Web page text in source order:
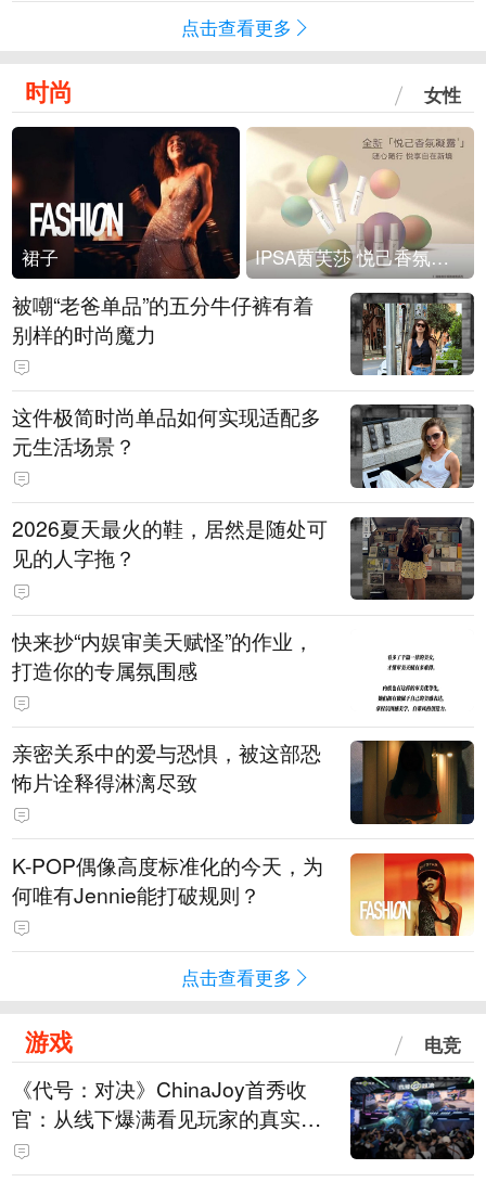
点击查看更多
时尚 女性
裙子 IPSA茵芙莎 悦己香氛凝露上市
被嘲“老爸单品”的五分牛仔裤有着
别样的时尚魔力
这件极简时尚单品如何实现适配多
元生活场景？
2026夏天最火的鞋，居然是随处可
见的人字拖？
快来抄“内娱审美天赋怪”的作业，
打造你的专属氛围感
亲密关系中的爱与恐惧，被这部恐
怖片诠释得淋漓尽致
K-POP偶像高度标准化的今天，为
何唯有Jennie能打破规则？
点击查看更多
游戏 电竞
《代号：对决》ChinaJoy首秀收
官：从线下爆满看见玩家的真实期
待